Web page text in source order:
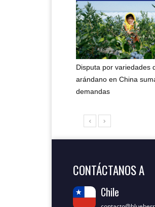
Disputa por variedades
arándano en China
demandas
CONTÁCTANOS A
Chile